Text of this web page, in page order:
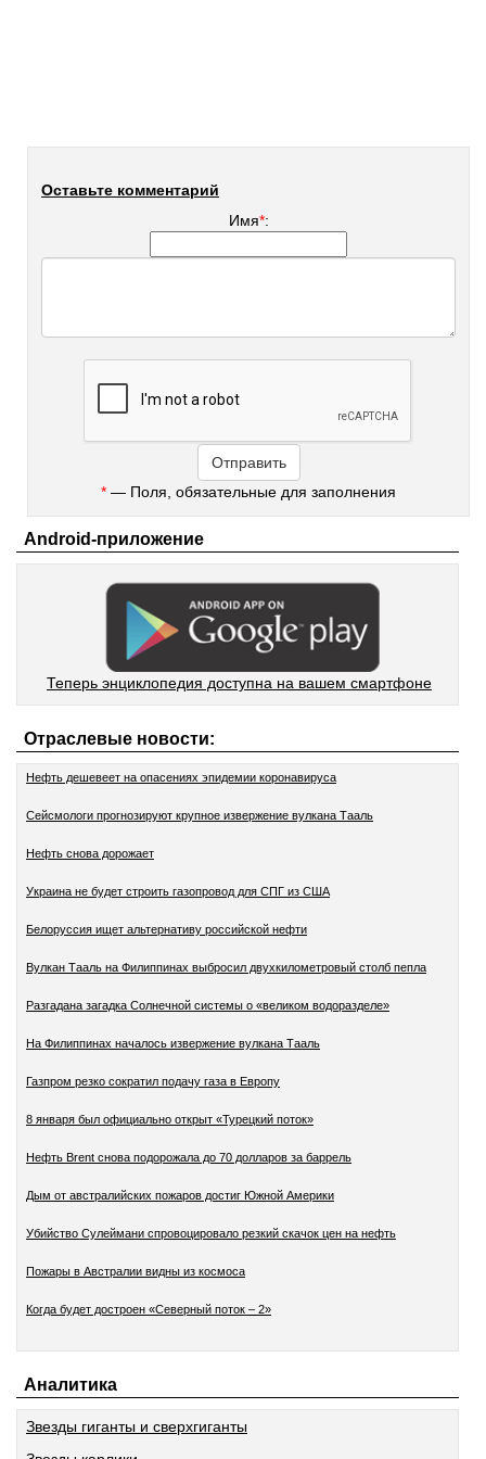
Оставьте комментарий
Имя*:
* — Поля, обязательные для заполнения
Android-приложение
Теперь энциклопедия доступна на вашем смартфоне
Отраслевые новости:
Нефть дешевеет на опасениях эпидемии коронавируса
Сейсмологи прогнозируют крупное извержение вулкана Тааль
Нефть снова дорожает
Украина не будет строить газопровод для СПГ из США
Белоруссия ищет альтернативу российской нефти
Вулкан Тааль на Филиппинах выбросил двухкилометровый столб пепла
Разгадана загадка Солнечной системы о «великом водоразделе»
На Филиппинах началось извержение вулкана Тааль
Газпром резко сократил подачу газа в Европу
8 января был официально открыт «Турецкий поток»
Нефть Brent снова подорожала до 70 долларов за баррель
Дым от австралийских пожаров достиг Южной Америки
Убийство Сулеймани спровоцировало резкий скачок цен на нефть
Пожары в Австралии видны из космоса
Когда будет достроен «Северный поток – 2»
Аналитика
Звезды гиганты и сверхгиганты